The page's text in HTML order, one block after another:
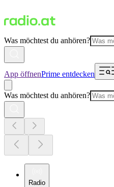
Was möchtest du anhören?
App öffnenPrime entdecken
Was möchtest du anhören?
Radio